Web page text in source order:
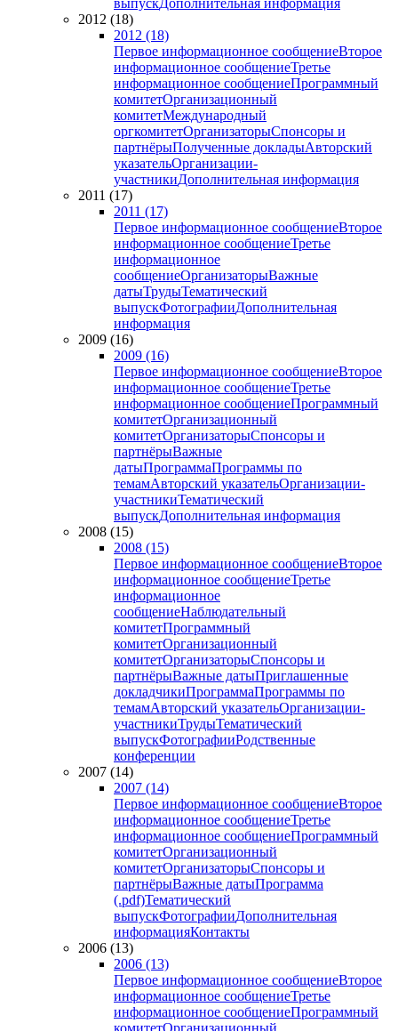
выпускДополнительная информация
2012 (18)
2012 (18)
Первое информационное сообщениеВторое
информационное сообщениеТретье
информационное сообщениеПрограммный
комитетОрганизационный
комитетМеждународный
оргкомитетОрганизаторыСпонсоры и
партнёрыПолученные докладыАвторский
указательОрганизации-
участникиДополнительная информация
2011 (17)
2011 (17)
Первое информационное сообщениеВторое
информационное сообщениеТретье
информационное
сообщениеОрганизаторыВажные
датыТрудыТематический
выпускФотографииДополнительная
информация
2009 (16)
2009 (16)
Первое информационное сообщениеВторое
информационное сообщениеТретье
информационное сообщениеПрограммный
комитетОрганизационный
комитетОрганизаторыСпонсоры и
партнёрыВажные
датыПрограммаПрограммы по
темамАвторский указательОрганизации-
участникиТематический
выпускДополнительная информация
2008 (15)
2008 (15)
Первое информационное сообщениеВторое
информационное сообщениеТретье
информационное
сообщениеНаблюдательный
комитетПрограммный
комитетОрганизационный
комитетОрганизаторыСпонсоры и
партнёрыВажные датыПриглашенные
докладчикиПрограммаПрограммы по
темамАвторский указательОрганизации-
участникиТрудыТематический
выпускФотографииРодственные
конференции
2007 (14)
2007 (14)
Первое информационное сообщениеВторое
информационное сообщениеТретье
информационное сообщениеПрограммный
комитетОрганизационный
комитетОрганизаторыСпонсоры и
партнёрыВажные датыПрограмма
(.pdf)Тематический
выпускФотографииДополнительная
информацияКонтакты
2006 (13)
2006 (13)
Первое информационное сообщениеВторое
информационное сообщениеТретье
информационное сообщениеПрограммный
комитетОрганизационный